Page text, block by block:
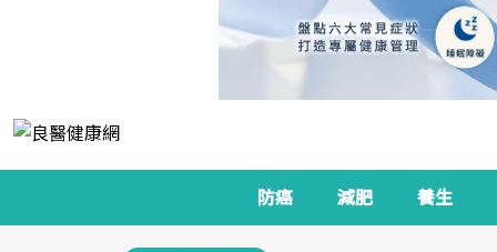
防癌 減肥 養生